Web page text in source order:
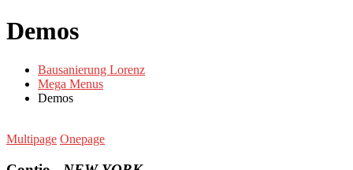
Demos
Bausanierung Lorenz
Mega Menus
Demos
Multipage Onepage